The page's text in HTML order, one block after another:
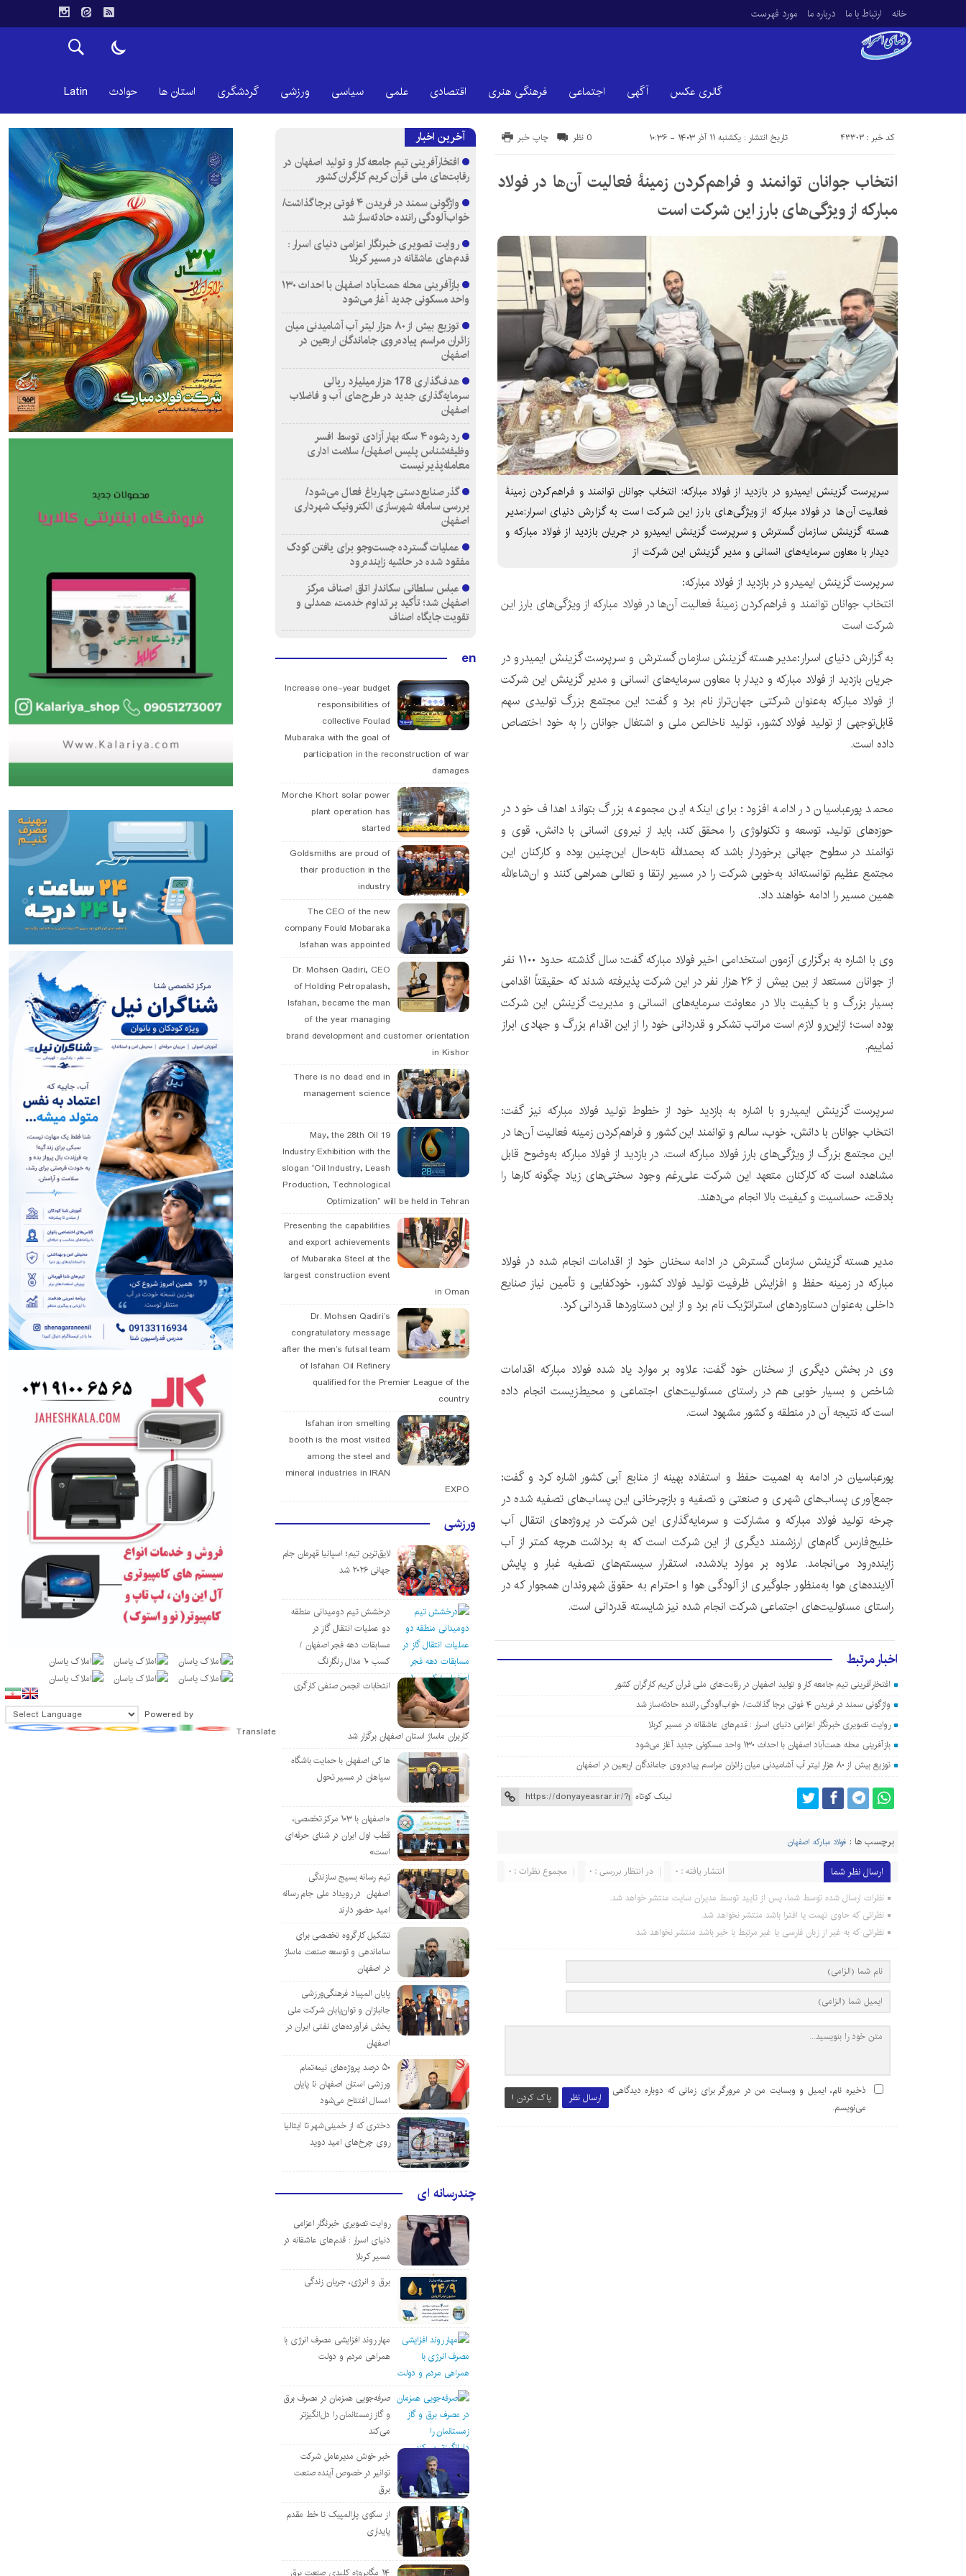
خانه ارتباط با ما درباره ما مورد فهرست
گالری عکس آگهی اجتماعی فرهنگی هنری اقتصادی علمی سیاسی ورزشی گردشگری استان ها حوادث Latin
تاریخ انتشار : یکشنبه ۱۱ آذر ۱۴۰۳ - ۱۰:۳۶ کد خبر : 43303 چاپ خبر 0 نظر
انتخاب جوانان توانمند و فراهم‌کردن زمینۀ فعالیت آن‌ها در فولاد
مبارکه از ویژگی‌های بارز این شرکت است
سرپرست گزینش ایمیدرو در بازدید از فولاد مبارکه: انتخاب جوانان توانمند و فراهم‌کردن زمینۀ
فعالیت آن‌ها در فولاد مبارکه از ویژگی‌های بارز این شرکت است به گزارش دنیای اسرار:مدیر
هسته گزینش سازمان گسترش و سرپرست گزینش ایمیدرو در جریان بازدید از فولاد مبارکه و
دیدار با معاون سرمایه‌های انسانی و مدیر گزینش این شرکت از
سرپرست گزینش ایمیدرو در بازدید از فولاد مبارکه:
انتخاب جوانان توانمند و فراهم‌کردن زمینۀ فعالیت آن‌ها در فولاد مبارکه از ویژگی‌های بارز این
شرکت است
به گزارش دنیای اسرار:مدیر هسته گزینش سازمان گسترش و سرپرست گزینش ایمیدرو در
جریان بازدید از فولاد مبارکه و دیدار با معاون سرمایه‌های انسانی و مدیر گزینش این شرکت
از فولاد مبارکه به‌عنوان شرکتی جهان‌تراز نام برد و گفت: این مجتمع بزرگ تولیدی سهم
قابل‌توجهی از تولید فولاد کشور، تولید ناخالص ملی و اشتغال جوانان را به خود اختصاص
داده است.
محمد پورعباسیان در ادامه افزود: برای اینکه این مجموعه بزرگ بتواند اهداف خود در
حوزه‌های تولید، توسعه و تکنولوژی را محقق کند، باید از نیروی انسانی با دانش، قوی و
توانمند در سطوح جهانی برخوردار باشد که بحمدالله تابه‌حال این‌چنین بوده و کارکنان این
مجتمع عظیم توانسته‌اند به‌خوبی شرکت را در مسیر ارتقا و تعالی همراهی کنند و ان‌شاءالله
همین مسیر را ادامه خواهند داد.
وی با اشاره به برگزاری آزمون استخدامی اخیر فولاد مبارکه گفت: سال گذشته حدود ۱۱۰۰ نفر
از جوانان مستعد از بین بیش از ۲۶ هزار نفر در این شرکت پذیرفته شدند که حقیقتاً اقدامی
بسیار بزرگ و با کیفیت بالا در معاونت سرمایه‌های انسانی و مدیریت گزینش این شرکت
بوده است؛ ازاین‌رو لازم است مراتب تشکر و قدردانی خود را از این اقدام بزرگ و جهادی ابراز
نماییم.
سرپرست گزینش ایمیدرو با اشاره به بازدید خود از خطوط تولید فولاد مبارکه نیز گفت:
انتخاب جوانان با دانش، خوب، سالم و توانمند این کشور و فراهم‌کردن زمینه فعالیت آن‌ها در
این مجتمع بزرگ از ویژگی‌های بارز فولاد مبارکه است. در بازدید از فولاد مبارکه به‌وضوح قابل
مشاهده است که کارکنان متعهد این شرکت علی‌رغم وجود سختی‌های زیاد چگونه کارها را
بادقت، حساسیت و کیفیت بالا انجام می‌دهند.
مدیر هسته گزینش سازمان گسترش در ادامه سخنان خود از اقدامات انجام شده در فولاد
مبارکه در زمینه حفظ و افزایش ظرفیت تولید فولاد کشور، خودکفایی و تأمین نیاز صنایع
داخلی به‌عنوان دستاوردهای استراتژیک نام برد و از این دستاوردها قدردانی کرد.
وی در بخش دیگری از سخنان خود گفت: علاوه بر موارد یاد شده فولاد مبارکه اقدامات
شاخص و بسیار خوبی هم در راستای مسئولیت‌های اجتماعی و محیط‌زیست انجام داده
است که نتیجه آن در منطقه و کشور مشهود است.
پورعباسیان در ادامه به اهمیت حفظ و استفاده بهینه از منابع آبی کشور اشاره کرد و گفت:
جمع‌آوری پساب‌های شهری و صنعتی و تصفیه و بازچرخانی این پساب‌های تصفیه شده در
چرخه تولید فولاد مبارکه و مشارکت و سرمایه‌گذاری این شرکت در پروژه‌های انتقال آب
خلیج‌فارس گام‌های ارزشمند دیگری از این شرکت است که به برداشت هرچه کمتر از آب
زاینده‌رود می‌انجامد. علاوه بر موارد یادشده، استقرار سیستم‌های تصفیه غبار و پایش
آلاینده‌های هوا به‌منظور جلوگیری از آلودگی هوا و احترام به حقوق شهروندان همجوار که در
راستای مسئولیت‌های اجتماعی شرکت انجام شده نیز شایسته قدردانی است.
اخبار مرتبط
افتخارآفرینی تیم جامعه کار و تولید اصفهان در رقابت‌های ملی قرآن کریم کارگران کشور
واژگونی سمند در فریدن ۴ فوتی برجا گذاشت/ خواب‌آلودگی راننده حادثه‌ساز شد
روایت تصویری خبرنگار اعزامی دنیای اسرار : قدم‌های عاشقانه در مسیر کربلا
بازآفرینی محله همت‌آباد اصفهان با احداث ۱۳۰ واحد مسکونی جدید آغاز می‌شود
توزیع بیش از ۸۰ هزار لیتر آب آشامیدنی میان زائران مراسم پیاده‌روی جاماندگان اربعین در اصفهان
لینک کوتاه
برچسب ها : فولاد مبارکه اصفهان
ارسال نظر شما مجموع نظرات : 0 در انتظار بررسی : 0 انتشار یافته : 0
نظرات ارسال شده توسط شما، پس از تایید توسط مدیران سایت منتشر خواهد شد.
نظراتی که حاوی تهمت یا افترا باشد منتشر نخواهد شد.
نظراتی که به غیر از زبان فارسی یا غیر مرتبط با خبر باشد منتشر نخواهد شد.
ارسال نظر پاک کردن !
ذخیره نام، ایمیل و وبسایت من در مرورگر برای زمانی که دوباره دیدگاهی
می‌نویسم.
آخرین اخبار
افتخارآفرینی تیم جامعه کار و تولید اصفهان در
رقابت‌های ملی قرآن کریم کارگران کشور
واژگونی سمند در فریدن ۴ فوتی برجا گذاشت/
خواب‌آلودگی راننده حادثه‌ساز شد
روایت تصویری خبرنگار اعزامی دنیای اسرار :
قدم‌های عاشقانه در مسیر کربلا
بازآفرینی محله همت‌آباد اصفهان با احداث ۱۳۰
واحد مسکونی جدید آغاز می‌شود
توزیع بیش از ۸۰ هزار لیتر آب آشامیدنی میان
زائران مراسم پیاده‌روی جاماندگان اربعین در
اصفهان
هدف‌گذاری 178 هزار میلیارد ریالی
سرمایه‌گذاری جدید در طرح‌های آب و فاضلاب
اصفهان
رد رشوه ۴ سکه بهار آزادی توسط افسر
وظیفه‌شناس پلیس اصفهان/ سلامت اداری
معامله‌پذیر نیست
گذر صنایع‌دستی چهارباغ فعال می‌شود/
بررسی سامانه شهرسازی الکترونیک شهرداری
اصفهان
عملیات گسترده جست‌وجو برای یافتن کودک
مفقود شده در حاشیه زاینده‌رود
عباس سلطانی سکاندار اتاق اصناف مرکز
اصفهان شد؛ تأکید بر تداوم خدمت، همدلی و
تقویت جایگاه اصناف
en
Increase one-year budget
responsibilities of
collective Foulad
Mubaraka with the goal of
participation in the reconstruction of war
damages
Morche Khort solar power
plant operation has
started
Goldsmiths are proud of
their production in the
industry
The CEO of the new
company Fould Mobaraka
Isfahan was appointed
Dr. Mohsen Qadiri, CEO
of Holding Petropalash,
Isfahan, became the man
of the year managing
brand development and customer orientation
in Kishor
There is no dead end in
management science
19 May, the 28th Oil
Industry Exhibition with the
slogan “Oil Industry, Leash
Production, Technological
Optimization” will be held in Tehran
Presenting the capabilities
and export achievements
of Mubaraka Steel at the
largest construction event
in Oman
Dr. Mohsen Qadiri’s
congratulatory message
after the men’s futsal team
of Isfahan Oil Refinery
qualified for the Premier League of the
country
Isfahan iron smelting
booth is the most visited
among the steel and
mineral industries in IRAN
EXPO
ورزشی
لایق‌ترین تیم؛ اسپانیا قهرمان جام
جهانی ۲۰۲۶ شد
درخشش تیم دومیدانی منطقه
دو عملیات انتقال گاز در
مسابقات دهه فجر اصفهان /
کسب ۱۰ مدال رنگارنگ
انتخابات انجمن صنفی کارگری
کاربران ماساژ استان اصفهان برگزار شد
هاکی اصفهان با حمایت باشگاه
سپاهان در مسیر تحول
«اصفهان با ۱۰۳ مرکز تخصصی،
قطب اول ایران در شنای حرفه‌ای
است»
تیم رسانه بسیج سازندگی
اصفهان در رویداد ملی جام رسانه
امید حضور دارند
تشکیل کارگروه تخصصی برای
ساماندهی و توسعه صنعت ماساژ
در اصفهان
پایان المپیاد فرهنگی‌ورزشی
جانبازان و توان‌یابان شرکت ملی
پخش فرآورده‌های نفتی ایران در
اصفهان
۵۰ درصد پروژه‌های نیمه‌تمام
ورزشی استان اصفهان تا پایان
امسال افتتاح می‌شود
دختری که از خمینی‌شهر تا ایتالیا
روی چرخ‌های امید دوید
چندرسانه ای
روایت تصویری خبرنگار اعزامی
دنیای اسرار : قدم‌های عاشقانه در
مسیر کربلا
برق و انرژی، جریان زندگی
مهار روند افزایشی مصرف انرژی با
همراهی مردم و دولت
صرفه‌جویی همزمان در مصرف برق
و گاز زمستانمان را دل‌انگیزتر
می‌کند
خبر خوش مدیرعامل شرکت
توانیر در خصوص آینده صنعت
برق
از سکوی پارالمپیک تا خط مقدم
پایداری
۱۴ مگاپروژه‌ کلیدی صنعت برق
Powered by
Translate